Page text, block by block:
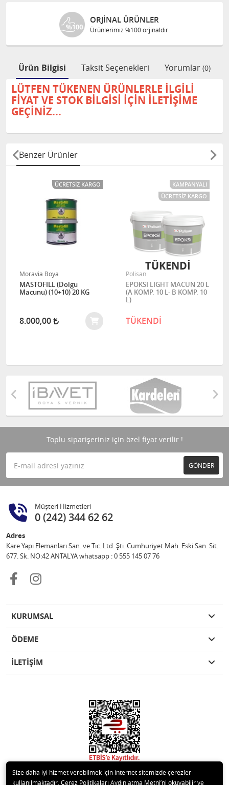
ORJINAL ÜRÜNLER
Ürünlerimiz %100 orjinaldir.
Ürün Bilgisi Taksit Seçenekleri Yorumlar (0)
LÜTFEN TÜKENEN ÜRÜNLERLE İLGİLİ
FİYAT VE STOK BİLGİSİ İÇİN İLETİŞİME
GEÇİNİZ...
Benzer Ürünler
ÜCRETSIZ KARGO
Moravia Boya
MASTOFILL (Dolgu
Macunu) (10+10) 20 KG
8.000,00
KAMPANYALI
ÜCRETSIZ KARGO
Polisan
EPOKSI LIGHT MACUN 20 L
(A KOMP. 10 L- B KOMP. 10
L)
TÜKENDİ
TÜKENDİ
Toplu siparişeriniz için özel fiyat verilir !
GÖNDER
Müşteri Hizmetleri
0 (242) 344 62 62
Adres
Kare Yapı Elemanları San. ve Tic. Ltd. Şti. Cumhuriyet Mah. Eski San. Sit.
677. Sk. NO:42 ANTALYA whatsapp : 0 555 145 07 76
KURUMSAL
ÖDEME
İLETİŞİM
Size daha iyi hizmet verebilmek için internet sitemizde çerezler
kullanılmaktadır. Çerez Politikaları Aydınlatma Metni’ni okuyabilir ve